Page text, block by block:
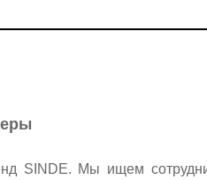
SINDE. Мы ищем